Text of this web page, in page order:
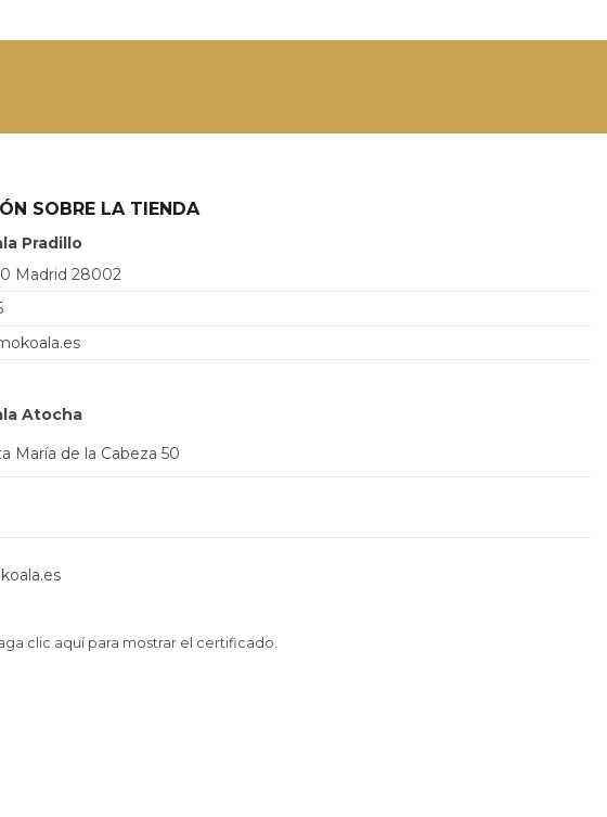
SOBRE LA TIENDA
Pradillo
Madrid 28002
Atocha
María de la Cabeza 50
clic aquí para mostrar el certificado